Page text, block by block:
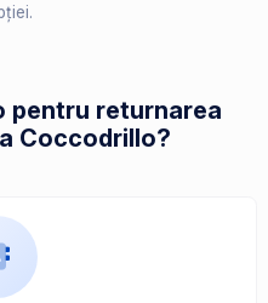
pentru returnarea
Coccodrillo?